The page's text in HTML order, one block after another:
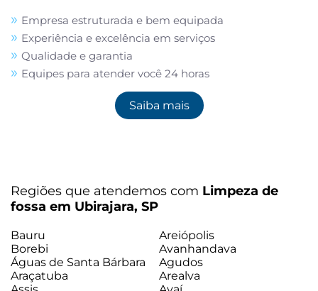
Empresa estruturada e bem equipada
Experiência e excelência em serviços
Qualidade e garantia
Equipes para atender você 24 horas
Saiba mais
Regiões que atendemos com Limpeza de
fossa em Ubirajara, SP
Bauru
Areiópolis
Borebi
Avanhandava
Águas de Santa Bárbara
Agudos
Araçatuba
Arealva